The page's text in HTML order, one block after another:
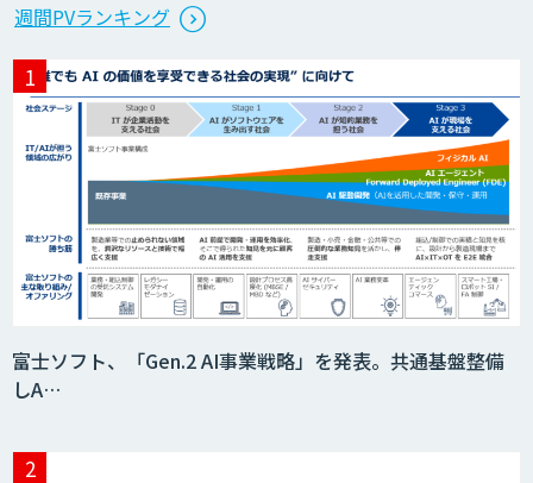
ト
Automation 360 Managed Service
『AI』AI・ChatGPTのビジネス活用を戦
略立案から開発・運用までご支援
LINEWORKS AiCall（VOICEIVR）
週間PVランキング
富士ソフト、「Gen.2 AI事業戦略」を発表。共通基盤整備
しA…